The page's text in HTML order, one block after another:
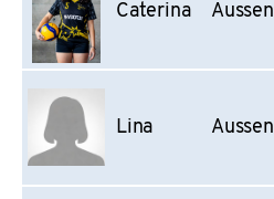
Caterina Aussen
Lina Aussen